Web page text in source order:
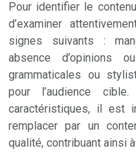
Pour identifier le
d’examiner
signes suivants :
absence d’opinions
grammaticales ou
pour l’audience
caractéristiques, il est
remplacer par un
qualité, contribuant ainsi